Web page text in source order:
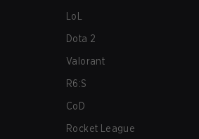
LoL
Dota 2
Valorant
R6:S
CoD
Rocket League